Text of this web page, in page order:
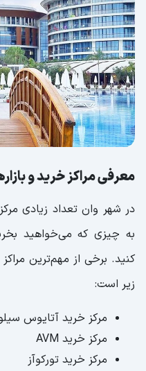
معرفی مراکز خرید و
در شهر وان تعداد زیادی
به چیزی که می‌خواهید
کنید. برخی از مهم‌ترین
زیر است:
مرکز خرید آتایوس
مرکز خرید AVM
مرکز خرید تورکوآز